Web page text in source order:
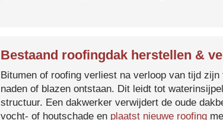
Bestaand roofingdak herstellen &
Bitumen of roofing verliest na verloop van tijd
naden of blazen ontstaan. Dit leidt tot
structuur. Een dakwerker verwijdert de oude
vocht- of houtschade en plaatst nieuwe roofing